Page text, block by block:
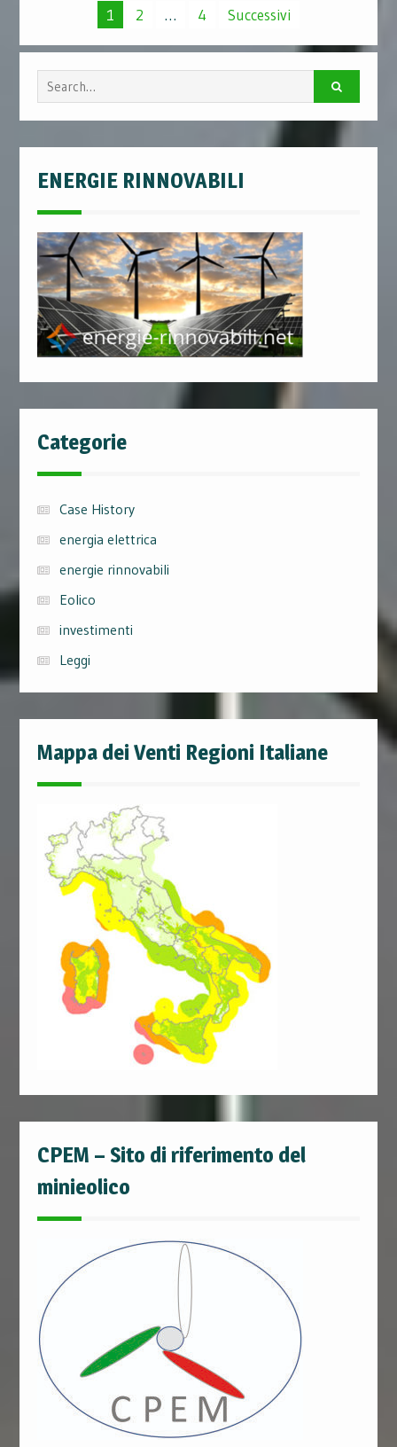
Paginazione
degli
articoli
1 2 … 4 Successivi
Search
for:
ENERGIE RINNOVABILI
Categorie
Case History
energia elettrica
energie rinnovabili
Eolico
investimenti
Leggi
Mappa dei Venti Regioni Italiane
CPEM – Sito di riferimento del
minieolico